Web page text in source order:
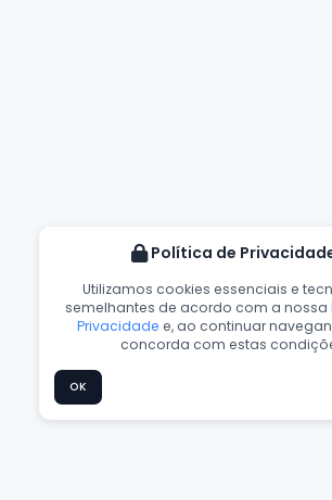
Política de
Utilizamos cookies essenciais e
semelhantes de acordo com a nossa
Privacidade e, ao continuar
concorda com estas
OK